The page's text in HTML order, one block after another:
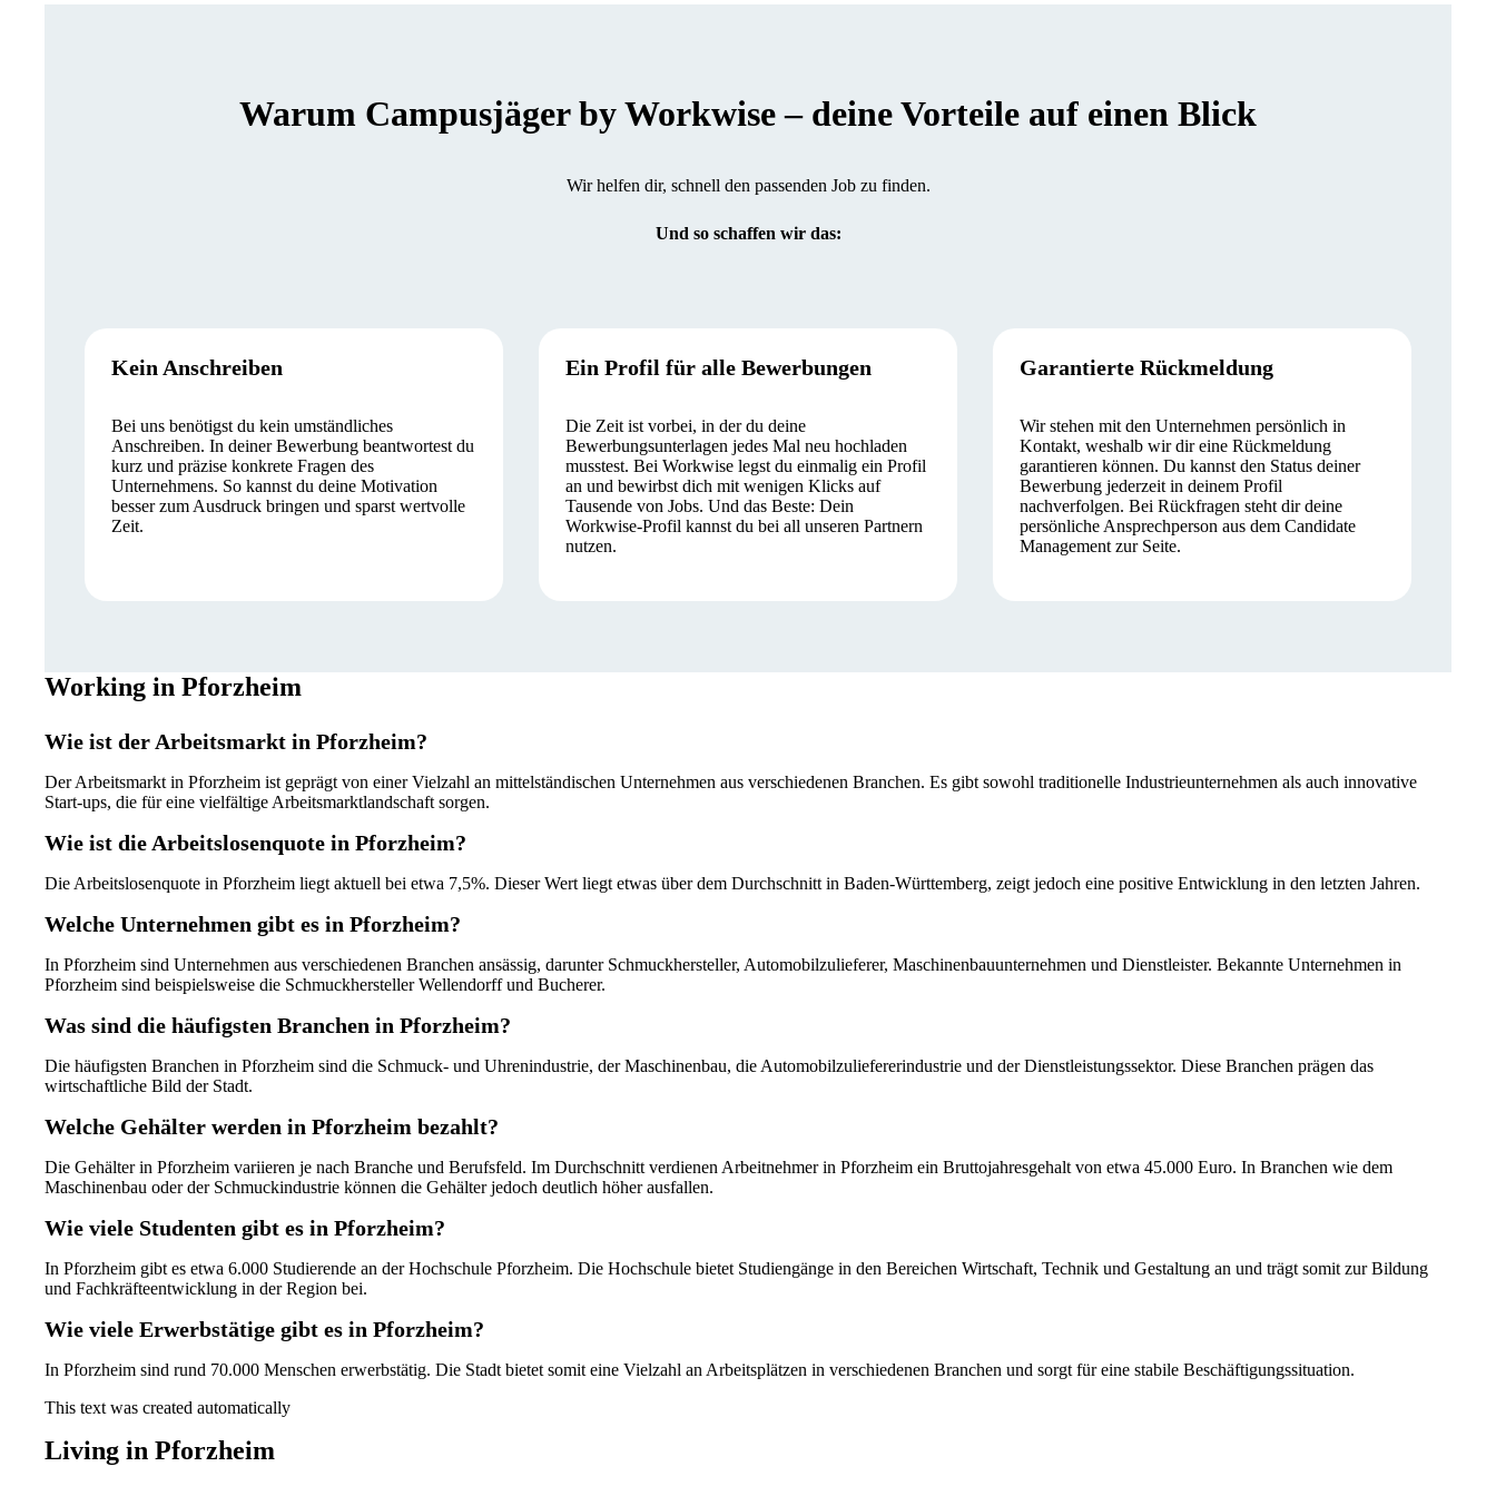
Warum Campusjäger by Workwise – deine Vorteile auf einen Blick
Wir helfen dir, schnell den passenden Job zu finden.
Und so schaffen wir das:
Kein Anschreiben
Bei uns benötigst du kein umständliches
Anschreiben. In deiner Bewerbung beantwortest du
kurz und präzise konkrete Fragen des
Unternehmens. So kannst du deine Motivation
besser zum Ausdruck bringen und sparst wertvolle
Zeit.
Ein Profil für alle Bewerbungen
Die Zeit ist vorbei, in der du deine
Bewerbungsunterlagen jedes Mal neu hochladen
musstest. Bei Workwise legst du einmalig ein Profil
an und bewirbst dich mit wenigen Klicks auf
Tausende von Jobs. Und das Beste: Dein
Workwise-Profil kannst du bei all unseren Partnern
nutzen.
Garantierte Rückmeldung
Wir stehen mit den Unternehmen persönlich in
Kontakt, weshalb wir dir eine Rückmeldung
garantieren können. Du kannst den Status deiner
Bewerbung jederzeit in deinem Profil
nachverfolgen. Bei Rückfragen steht dir deine
persönliche Ansprechperson aus dem Candidate
Management zur Seite.
Working in Pforzheim
Wie ist der Arbeitsmarkt in Pforzheim?
Der Arbeitsmarkt in Pforzheim ist geprägt von einer Vielzahl an mittelständischen Unternehmen aus verschiedenen Branchen. Es gibt sowohl traditionelle Industrieunternehmen als auch innovative
Start-ups, die für eine vielfältige Arbeitsmarktlandschaft sorgen.
Wie ist die Arbeitslosenquote in Pforzheim?
Die Arbeitslosenquote in Pforzheim liegt aktuell bei etwa 7,5%. Dieser Wert liegt etwas über dem Durchschnitt in Baden-Württemberg, zeigt jedoch eine positive Entwicklung in den letzten Jahren.
Welche Unternehmen gibt es in Pforzheim?
In Pforzheim sind Unternehmen aus verschiedenen Branchen ansässig, darunter Schmuckhersteller, Automobilzulieferer, Maschinenbauunternehmen und Dienstleister. Bekannte Unternehmen in
Pforzheim sind beispielsweise die Schmuckhersteller Wellendorff und Bucherer.
Was sind die häufigsten Branchen in Pforzheim?
Die häufigsten Branchen in Pforzheim sind die Schmuck- und Uhrenindustrie, der Maschinenbau, die Automobilzuliefererindustrie und der Dienstleistungssektor. Diese Branchen prägen das
wirtschaftliche Bild der Stadt.
Welche Gehälter werden in Pforzheim bezahlt?
Die Gehälter in Pforzheim variieren je nach Branche und Berufsfeld. Im Durchschnitt verdienen Arbeitnehmer in Pforzheim ein Bruttojahresgehalt von etwa 45.000 Euro. In Branchen wie dem
Maschinenbau oder der Schmuckindustrie können die Gehälter jedoch deutlich höher ausfallen.
Wie viele Studenten gibt es in Pforzheim?
In Pforzheim gibt es etwa 6.000 Studierende an der Hochschule Pforzheim. Die Hochschule bietet Studiengänge in den Bereichen Wirtschaft, Technik und Gestaltung an und trägt somit zur Bildung
und Fachkräfteentwicklung in der Region bei.
Wie viele Erwerbstätige gibt es in Pforzheim?
In Pforzheim sind rund 70.000 Menschen erwerbstätig. Die Stadt bietet somit eine Vielzahl an Arbeitsplätzen in verschiedenen Branchen und sorgt für eine stabile Beschäftigungssituation.
This text was created automatically
Living in Pforzheim